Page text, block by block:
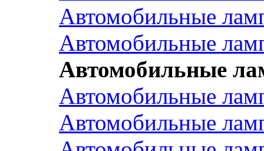
Автомобильные
Автомобильные
Автомобильные
Автомобильные
Автомобильные